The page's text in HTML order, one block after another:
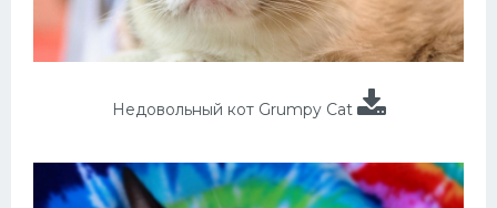
Недовольный кот Grumpy Cat